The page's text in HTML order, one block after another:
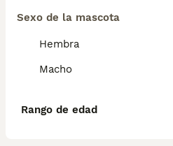
Sexo de la mascota
Hembra
Macho
Rango de edad